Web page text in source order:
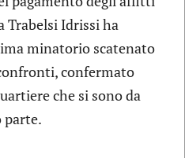
Trabelsi Idrissi ha
minatorio scatenato
confermato
che si sono da
parte.